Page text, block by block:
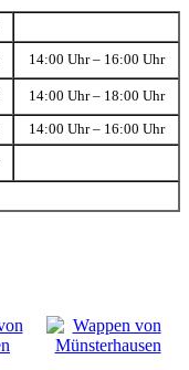
14:00 Uhr – 16:00 Uhr
14:00 Uhr – 18:00 Uhr
14:00 Uhr – 16:00 Uhr